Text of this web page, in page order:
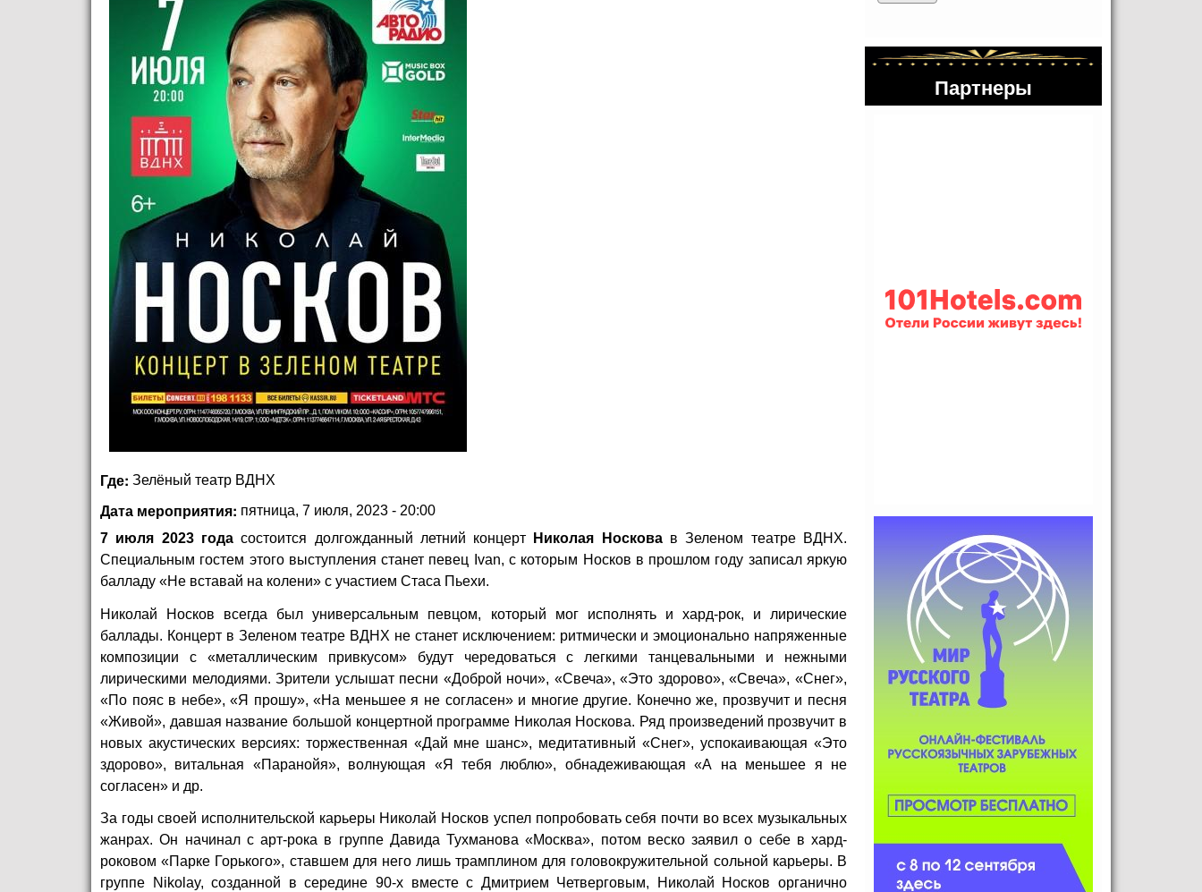
Где: Зелёный театр ВДНХ
Дата мероприятия: пятница, 7 июля, 2023 - 20:00
7 июля 2023 годасостоится долгожданный летний концерт Николая Носковав Зеленом театре ВДНХ.
Специальным гостем этого выступления станет певец Ivan, с которым Носков в прошлом году записал яркую
балладу «Не вставай на колени» с участием Стаса Пьехи.
Николай Носков всегда был универсальным певцом, который мог исполнять и хард-рок, и лирические
баллады. Концерт в Зеленом театре ВДНХ не станет исключением: ритмически и эмоционально напряженные
композиции с «металлическим привкусом» будут чередоваться с легкими танцевальными и нежными
лирическими мелодиями. Зрители услышат песни «Доброй ночи», «Свеча», «Это здорово», «Свеча», «Снег»,
«По пояс в небе», «Я прошу», «На меньшее я не согласен» и многие другие. Конечно же, прозвучит и песня
«Живой», давшая название большой концертной программе Николая Носкова. Ряд произведений прозвучит в
новых акустических версиях: торжественная «Дай мне шанс», медитативный «Снег», успокаивающая «Это
здорово», витальная «Паранойя», волнующая «Я тебя люблю», обнадеживающая «А на меньшее я не
согласен» и др.
За годы своей исполнительской карьеры Николай Носков успел попробовать себя почти во всех музыкальных
жанрах. Он начинал с арт-рока в группе Давида Тухманова «Москва», потом веско заявил о себе в хард-
роковом «Парке Горького», ставшем для него лишь трамплином для головокружительной сольной карьеры. В
группе Nikolay, созданной в середине 90-х вместе с Дмитрием Четверговым, Николай Носков органично
Партнеры